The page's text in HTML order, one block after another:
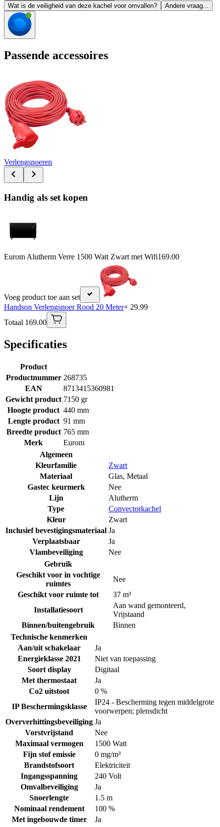
Wat is de veiligheid van deze kachel voor omvallen?
Andere vraag...
Passende accessoires
Verlengsnoeren
Handig als set kopen
Eurom Alutherm Verre 1500 Watt Zwart met Wifi169.00
Voeg product toe aan set
Handson Verlengsnoer Rood 20 Meter+ 29.99
Totaal 169.00
Specificaties
Product
Productnummer 268735
EAN
8713415360981
Gewicht product 7150 gr
Hoogte product 440 mm
Lengte product 91 mm
Breedte product 765 mm
Merk
Eurom
Algemeen
Kleurfamilie
Zwart
Materiaal
Glas, Metaal
Gastec keurmerk
Nee
Lijn
Alutherm
Type
Convectorkachel
Kleur
Zwart
Inclusief bevestigingsmateriaal Ja
Verplaatsbaar
Ja
Vlambeveiliging
Nee
Gebruik
Geschikt voor in vochtige
ruimtes
Nee
Geschikt voor ruimte tot
37 m³
Installatiesoort
Aan wand gemonteerd,
Vrijstaand
Binnen/buitengebruik
Binnen
Technische kenmerken
Aan/uit schakelaar
Ja
Energieklasse 2021
Niet van toepassing
Soort display
Digitaal
Met thermostaat
Ja
Co2 uitstoot
0 %
IP Beschermingsklasse
IP24 - Bescherming tegen middelgrote
voorwerpen; plensdicht
Oververhittingsbeveiliging Ja
Vorstvrijstand
Nee
Maximaal vermogen
1500 Watt
Fijn stof emissie
0 mg/m³
Brandstofsoort
Elektriciteit
Ingangsspanning
240 Volt
Omvalbeveiliging
Ja
Snoerlengte
1.5 m
Nominaal rendement
100 %
Met ingebouwde timer
Ja